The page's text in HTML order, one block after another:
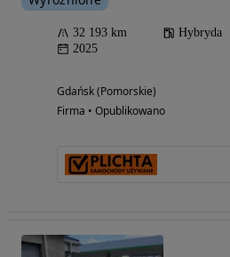
32 193 km Hybryda
2025
Gdańsk (Pomorskie)
Firma • Opublikowano